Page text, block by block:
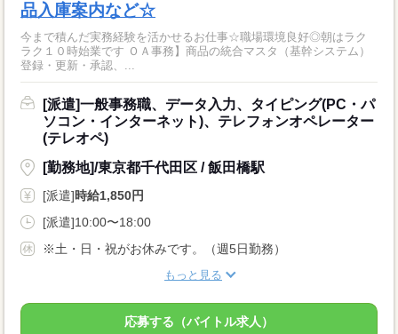
品入庫案内など☆
今まで積んだ実務経験を活かせるお仕事☆職場環境良好◎朝はラク
ラク１０時始業です ＯＡ事務】商品の統合マスタ（基幹システム）
登録・更新・承認、...
[派遣]一般事務職、データ入力、タイピング(PC・パ
ソコン・インターネット)、テレフォンオペレーター
(テレオペ)
[勤務地]/東京都千代田区 / 飯田橋駅
[派遣]時給1,850円
[派遣]10:00〜18:00
※土・日・祝がお休みです。（週5日勤務）
もっと見る
応募する（バイトル求人）